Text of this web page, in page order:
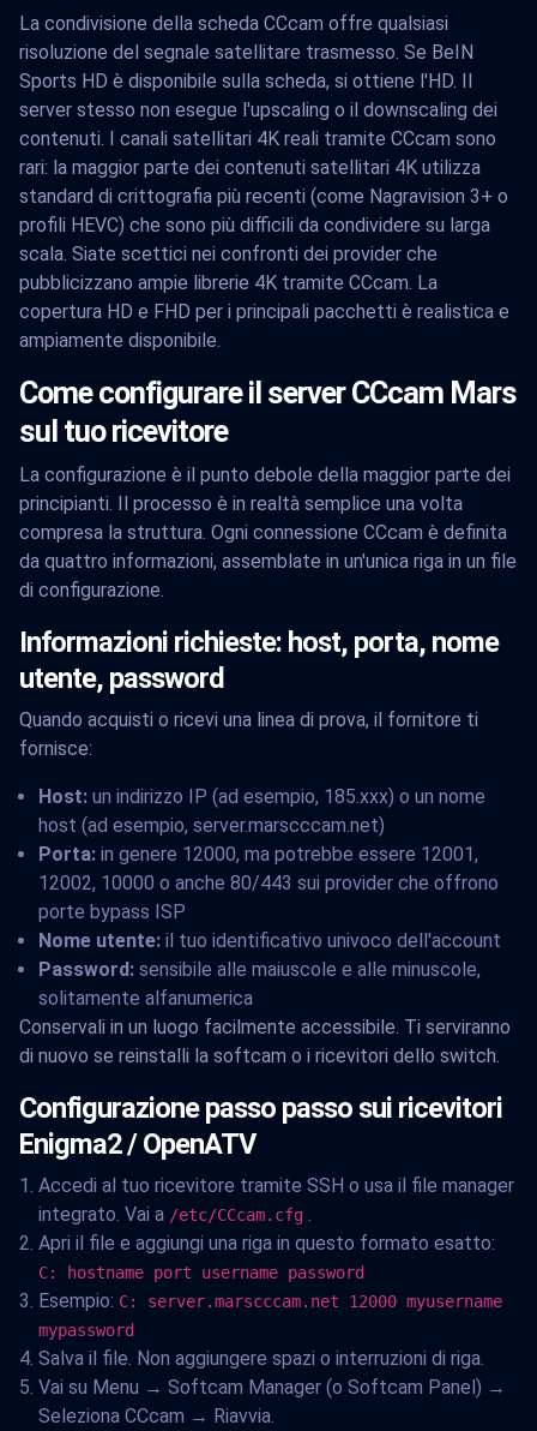
La condivisione della scheda CCcam offre qualsiasi
risoluzione del segnale satellitare trasmesso. Se BeIN
Sports HD è disponibile sulla scheda, si ottiene l'HD. Il
server stesso non esegue l'upscaling o il downscaling dei
contenuti. I canali satellitari 4K reali tramite CCcam sono
rari: la maggior parte dei contenuti satellitari 4K utilizza
standard di crittografia più recenti (come Nagravision 3+ o
profili HEVC) che sono più difficili da condividere su larga
scala. Siate scettici nei confronti dei provider che
pubblicizzano ampie librerie 4K tramite CCcam. La
copertura HD e FHD per i principali pacchetti è realistica e
ampiamente disponibile.
Come configurare il server CCcam Mars
sul tuo ricevitore
La configurazione è il punto debole della maggior parte dei
principianti. Il processo è in realtà semplice una volta
compresa la struttura. Ogni connessione CCcam è definita
da quattro informazioni, assemblate in un'unica riga in un file
di configurazione.
Informazioni richieste: host, porta, nome
utente, password
Quando acquisti o ricevi una linea di prova, il fornitore ti
fornisce:
Host: un indirizzo IP (ad esempio, 185.xxx) o un nome
host (ad esempio, server.marscccam.net)
Porta: in genere 12000, ma potrebbe essere 12001,
12002, 10000 o anche 80/443 sui provider che offrono
porte bypass ISP
Nome utente: il tuo identificativo univoco dell'account
Password: sensibile alle maiuscole e alle minuscole,
solitamente alfanumerica
Conservali in un luogo facilmente accessibile. Ti serviranno
di nuovo se reinstalli la softcam o i ricevitori dello switch.
Configurazione passo passo sui ricevitori
Enigma2 / OpenATV
Accedi al tuo ricevitore tramite SSH o usa il file manager
integrato. Vai a /etc/CCcam.cfg
Apri il file e aggiungi una riga in questo formato esatto:
C: hostname port username password
Esempio: C: server.marscccam.net 12000 myusername
mypassword
Salva il file. Non aggiungere spazi o interruzioni di riga.
Vai su Menu → Softcam Manager (o Softcam Panel) →
Seleziona CCcam → Riavvia.